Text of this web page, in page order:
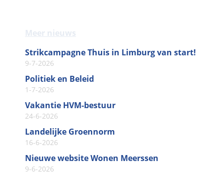
Meer nieuws
Strikcampagne Thuis in Limburg van start!
9-7-2026
Politiek en Beleid
1-7-2026
Vakantie HVM-bestuur
24-6-2026
Landelijke Groennorm
16-6-2026
Nieuwe website Wonen Meerssen
9-6-2026